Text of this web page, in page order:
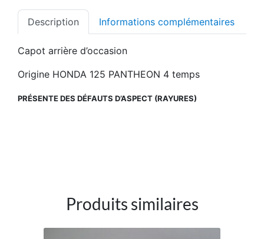
Description Informations complémentaires
Capot arrière d’occasion
Origine HONDA 125 PANTHEON 4 temps
PRÉSENTE DES DÉFAUTS D’ASPECT (RAYURES)
Produits similaires